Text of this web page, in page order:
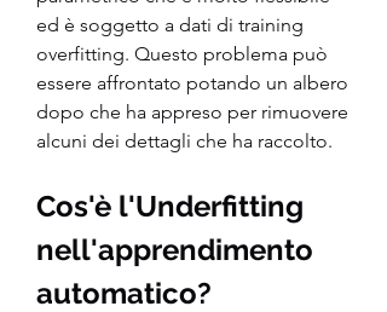
ed è soggetto a dati di training
overfitting. Questo problema può
essere affrontato potando un albero
dopo che ha appreso per rimuovere
alcuni dei dettagli che ha raccolto.
Cos'è l'Underfitting
nell'apprendimento
automatico?